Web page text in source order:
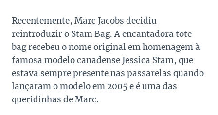
Recentemente, Marc Jacobs decidiu
reintroduzir o Stam Bag. A encantadora tote
bag recebeu o nome original em homenagem à
famosa modelo canadense Jessica Stam, que
estava sempre presente nas passarelas quando
lançaram o modelo em 2005 e é uma das
queridinhas de Marc.